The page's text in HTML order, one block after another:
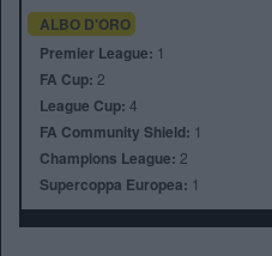
ALBO D'ORO
Premier League: 1
FA Cup: 2
League Cup: 4
FA Community Shield: 1
Champions League: 2
Supercoppa Europea: 1